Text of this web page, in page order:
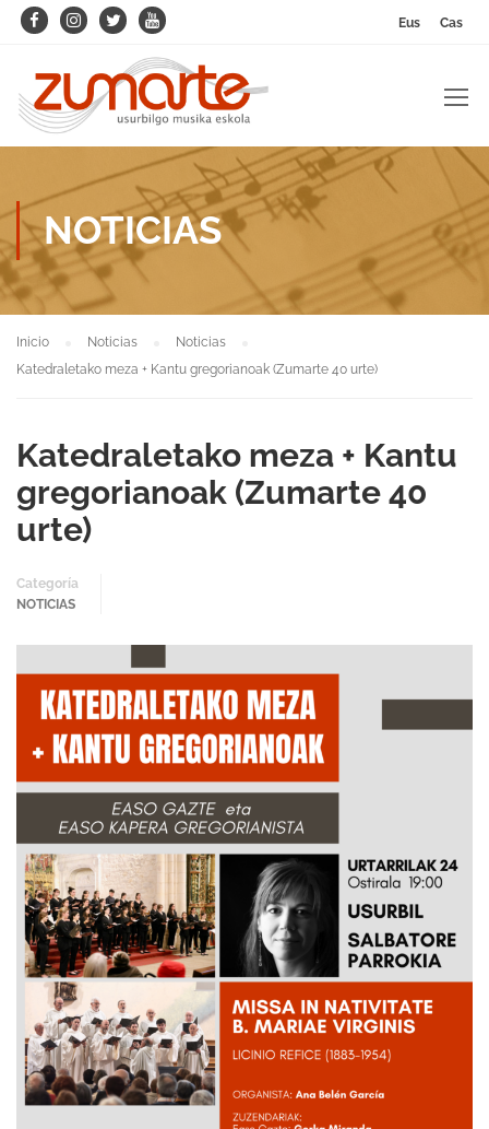
Eus Cas
NOTICIAS
Inicio Noticias
Noticias
Katedraletako meza + Kantu gregorianoak (Zumarte 40 urte)
Katedraletako meza + Kantu
gregorianoak (Zumarte 40
urte)
Categoría
NOTICIAS